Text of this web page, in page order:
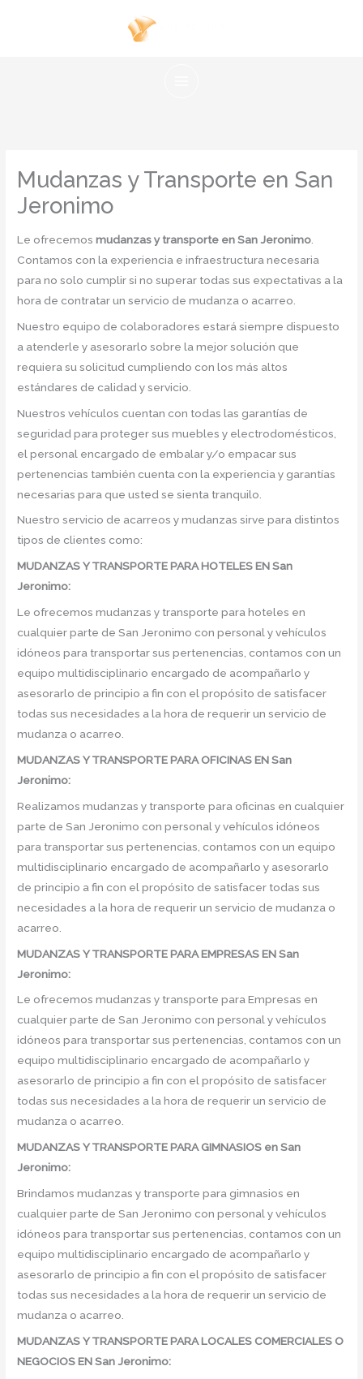
Mudanzas y Transporte en San
Jeronimo
Le ofrecemos mudanzas y transporte en San Jeronimo
Contamos con la experiencia e infraestructura necesaria
para no solo cumplir si no superar todas sus expectativas a la
hora de contratar un servicio de mudanza o acarreo.
Nuestro equipo de colaboradores estará siempre dispuesto
a atenderle y asesorarlo sobre la mejor solución que
requiera su solicitud cumpliendo con los más altos
estándares de calidad y servicio.
Nuestros vehículos cuentan con todas las garantías de
seguridad para proteger sus muebles y electrodomésticos,
el personal encargado de embalar y/o empacar sus
pertenencias también cuenta con la experiencia y garantías
necesarias para que usted se sienta tranquilo.
Nuestro servicio de acarreos y mudanzas sirve para distintos
tipos de clientes como:
MUDANZAS Y TRANSPORTE PARA HOTELES EN San
Jeronimo:
Le ofrecemos mudanzas y transporte para hoteles en
cualquier parte de San Jeronimo con personal y vehículos
idóneos para transportar sus pertenencias, contamos con un
equipo multidisciplinario encargado de acompañarlo y
asesorarlo de principio a fin con el propósito de satisfacer
todas sus necesidades a la hora de requerir un servicio de
mudanza o acarreo.
MUDANZAS Y TRANSPORTE PARA OFICINAS EN San
Jeronimo:
Realizamos mudanzas y transporte para oficinas en cualquier
parte de San Jeronimo con personal y vehículos idóneos
para transportar sus pertenencias, contamos con un equipo
multidisciplinario encargado de acompañarlo y asesorarlo
de principio a fin con el propósito de satisfacer todas sus
necesidades a la hora de requerir un servicio de mudanza o
acarreo.
MUDANZAS Y TRANSPORTE PARA EMPRESAS EN San
Jeronimo:
Le ofrecemos mudanzas y transporte para Empresas en
cualquier parte de San Jeronimo con personal y vehículos
idóneos para transportar sus pertenencias, contamos con un
equipo multidisciplinario encargado de acompañarlo y
asesorarlo de principio a fin con el propósito de satisfacer
todas sus necesidades a la hora de requerir un servicio de
mudanza o acarreo.
MUDANZAS Y TRANSPORTE PARA GIMNASIOS en San
Jeronimo:
Brindamos mudanzas y transporte para gimnasios en
cualquier parte de San Jeronimo con personal y vehículos
idóneos para transportar sus pertenencias, contamos con un
equipo multidisciplinario encargado de acompañarlo y
asesorarlo de principio a fin con el propósito de satisfacer
todas sus necesidades a la hora de requerir un servicio de
mudanza o acarreo.
MUDANZAS Y TRANSPORTE PARA LOCALES COMERCIALES O
NEGOCIOS EN San Jeronimo: